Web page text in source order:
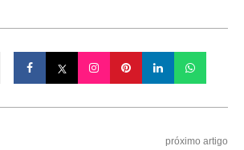
próximo artigo